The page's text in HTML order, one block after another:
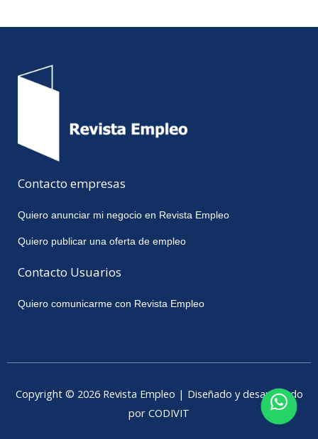
Contacto empresas
Quiero anunciar mi negocio en Revista Empleo
Quiero publicar una oferta de empleo
Contacto Usuarios
Quiero comunicarme con Revista Empleo
Copyright © 2026 Revista Empleo | Diseñado y desarrollado
por CODIVIT